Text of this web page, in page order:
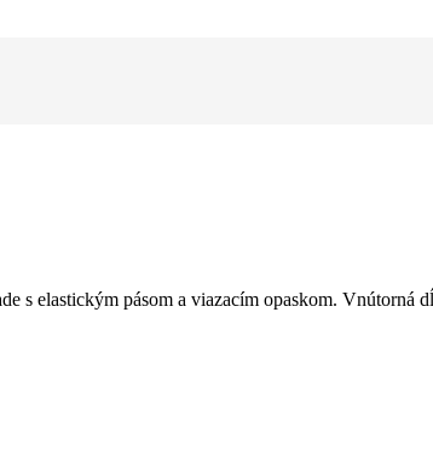
s elastickým pásom a viazacím opaskom.